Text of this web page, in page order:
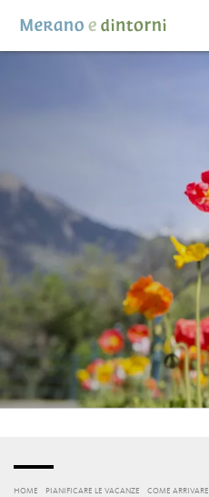
HOME PIANIFICARE LE VACANZE COME ARRIVARE